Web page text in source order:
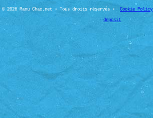
© 2026 Manu Chao.net • Tous droits réservés • Cookie Policy
deposit